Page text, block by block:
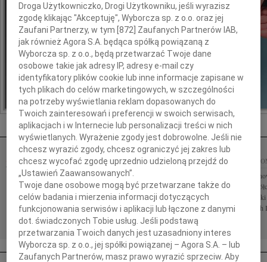
Jak ich zapamiętaliśmy? Serwis
odeszli.pl z Grupy Wyborcza, to
możliwość stworzenia unikalnego
wspomnienia. Dziel się nim z rodziną i
przyjaciółmi.
*ogłoszenie
Nekrologi Radom
06.08.2026RADOM
Annie Ciskowskiej wyrazy najgłębszego
współczucia z powodu śmierci Mamy składają
Zarząd oraz koleżanki i koledzy z firmy FUNAM Sp.
z o.o. Wrocław Aniu, z wielkim żalem i...
06.08.2026
Sędziemu
głębokiemu
składają
Sędziów
Droga Użytkowniczko, Drogi Użytkowniku, jeśli wyrazisz
zgodę klikając "Akceptuję", Wyborcza sp. z o.o. oraz jej
Zaufani Partnerzy, w tym [872 ] Zaufanych Partnerów IAB,
jak również Agora S.A. będąca spółką powiązaną z
Wyborcza sp. z o.o., będą przetwarzać Twoje dane
osobowe takie jak adresy IP, adresy e-mail czy
identyfikatory plików cookie lub inne informacje zapisane w
tych plikach do celów marketingowych, w szczególności
na potrzeby wyświetlania reklam dopasowanych do
Twoich zainteresowań i preferencji w swoich serwisach,
aplikacjach i w Internecie lub personalizacji treści w nich
wyświetlanych. Wyrażenie zgody jest dobrowolne. Jeśli nie
chcesz wyrazić zgody, chcesz ograniczyć jej zakres lub
chcesz wycofać zgodę uprzednio udzieloną przejdź do
„Ustawień Zaawansowanych”.
Twoje dane osobowe mogą być przetwarzane także do
celów badania i mierzenia informacji dotyczących
funkcjonowania serwisów i aplikacji lub łączone z danymi
dot. świadczonych Tobie usług. Jeśli podstawą
przetwarzania Twoich danych jest uzasadniony interes
Wyborcza sp. z o.o., jej spółki powiązanej – Agora S.A. – lub
Zaufanych Partnerów, masz prawo wyrazić sprzeciw. Aby